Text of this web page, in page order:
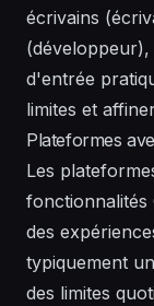
écrivains
d'entrée
limites et
Plateformes
Les
fonctionnalités
des
typiquement
des limites